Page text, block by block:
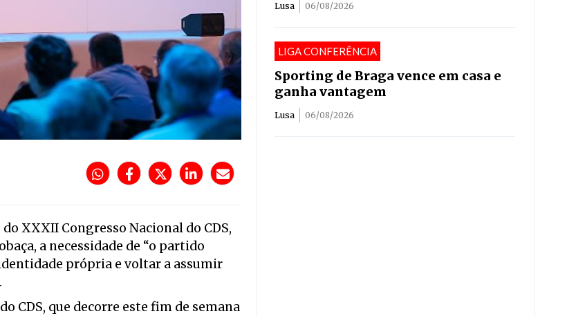
XXXII Congresso Nacional do CDS,
a necessidade de “o partido
própria e voltar a assumir
CDS, que decorre este fim de semana
Lusa 06/08/2026
LIGA CONFERÊNCIA
Sporting de Braga vence em casa e
ganha vantagem
Lusa 06/08/2026